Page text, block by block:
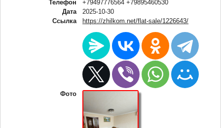
Телефон
+79497776564 +79895460530
Дата
2025-10-30
Ссылка
https://zhilkom.net/flat-sale/1226643/
Фото